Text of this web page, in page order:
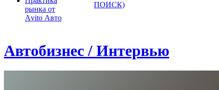
рынка от
Аvito Авто
ПОИСК)
Автобизнес / Интервью